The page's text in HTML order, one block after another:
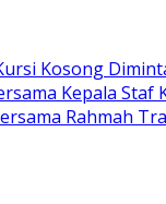
Kosong
Kepala Staf
Rahmah